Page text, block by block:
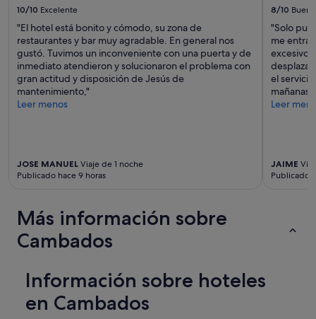
10/10 Excelente
"El hotel está bonito y cómodo, su zona de
restaurantes y bar muy agradable. En general nos
gustó. Tuvimos un inconveniente con una puerta y de
inmediato atendieron y solucionaron el problema con
gran actitud y disposición de Jesús de
mantenimiento,"
Leer menos
JOSE MANUEL Viaje de 1 noche
Publicado hace 9 horas
8/10 Bueno
"Solo
me
excesivo;
el
mañanas
Leer
JAIME
Publicado
Más información sobre
Cambados
Información sobre hoteles
en Cambados